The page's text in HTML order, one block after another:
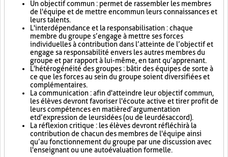
Un objectif commun : permet de rassembler les membres
de l'équipe et de mettre en commun leurs connaissances et
leurs talents.
L'interdépendance et la responsabilisation : chaque
membre du groupe s’engage à mettre ses forces
individuelles à contribution dans l’atteinte de l’objectif et
engage sa responsabilité envers les autres membres du
groupe et par rapport à lui-même, en tant qu’apprenant.
L'hétérogénéité des groupes : bâtir des équipes de sorte à
ce que les forces au sein du groupe soient diversifiées et
complémentaires.
La communication : afin d'atteindre leur objectif commun,
les élèves devront favoriser l'écoute active et tirer profit de
leurs compétences en matière d’argumentation
et d’expression de leurs idées (ou de leur désaccord).
La réflexion critique : les élèves devront réfléchir à la
contribution de chacun des membres de l'équipe ainsi
qu’au fonctionnement du groupe par une discussion avec
l'enseignant ou une autoévaluation formelle.